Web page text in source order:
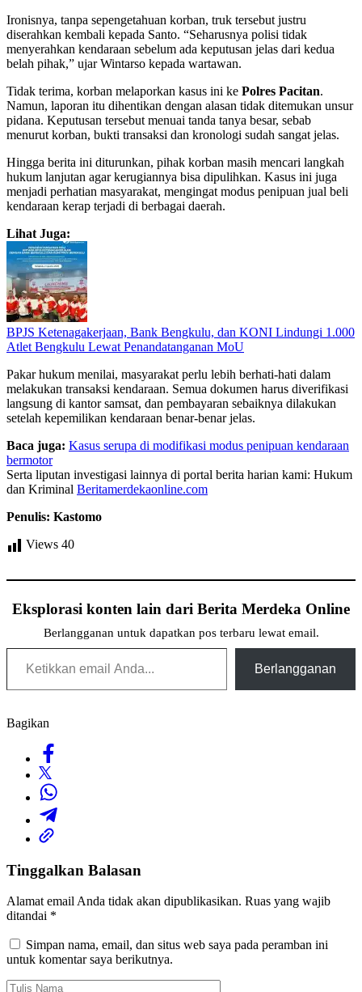
Ironisnya, tanpa sepengetahuan korban, truk tersebut justru
diserahkan kembali kepada Santo. “Seharusnya polisi tidak
menyerahkan kendaraan sebelum ada keputusan jelas dari kedua
belah pihak,” ujar Wintarso kepada wartawan.
Tidak terima, korban melaporkan kasus ini ke Polres Pacitan.
Namun, laporan itu dihentikan dengan alasan tidak ditemukan unsur
pidana. Keputusan tersebut menuai tanda tanya besar, sebab
menurut korban, bukti transaksi dan kronologi sudah sangat jelas.
Hingga berita ini diturunkan, pihak korban masih mencari langkah
hukum lanjutan agar kerugiannya bisa dipulihkan. Kasus ini juga
menjadi perhatian masyarakat, mengingat modus penipuan jual beli
kendaraan kerap terjadi di berbagai daerah.
Lihat Juga:
‎BPJS Ketenagakerjaan, Bank Bengkulu, dan KONI Lindungi 1.000
Atlet Bengkulu Lewat Penandatanganan MoU
Pakar hukum menilai, masyarakat perlu lebih berhati-hati dalam
melakukan transaksi kendaraan. Semua dokumen harus diverifikasi
langsung di kantor samsat, dan pembayaran sebaiknya dilakukan
setelah kepemilikan kendaraan benar-benar jelas.
Baca juga: Kasus serupa di modifikasi modus penipuan kendaraan
bermotor
Serta liputan investigasi lainnya di portal berita harian kami: Hukum
dan Kriminal Beritamerdekaonline.com
Penulis: Kastomo
Views 40
Eksplorasi konten lain dari Berita Merdeka Online
Berlangganan untuk dapatkan pos terbaru lewat email.
Ketikkan email Anda...
Berlangganan
Bagikan
Tinggalkan Balasan
Alamat email Anda tidak akan dipublikasikan. Ruas yang wajib
ditandai *
Simpan nama, email, dan situs web saya pada peramban ini
untuk komentar saya berikutnya.